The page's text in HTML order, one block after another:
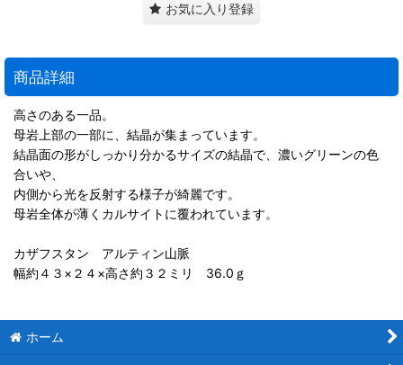
お気に入り登録
商品詳細
高さのある一品。
母岩上部の一部に、結晶が集まっています。
結晶面の形がしっかり分かるサイズの結晶で、濃いグリーンの色
合いや、
内側から光を反射する様子が綺麗です。
母岩全体が薄くカルサイトに覆われています。
カザフスタン アルティン山脈
幅約４３×２４×高さ約３２ミリ 36.0ｇ
ホーム